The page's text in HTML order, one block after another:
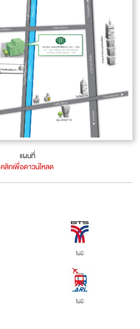
แผนที่
คลิกเพื่อดาวน์โหลด
ไม่มี
ไม่มี